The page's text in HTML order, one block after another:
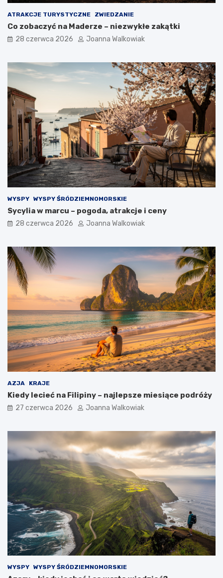
ATRAKCJE TURYSTYCZNE ZWIEDZANIE
Co zobaczyć na Maderze – niezwykłe zakątki
28 czerwca 2026 Joanna Walkowiak
WYSPY WYSPY ŚRÓDZIEMNOMORSKIE
Sycylia w marcu – pogoda, atrakcje i ceny
28 czerwca 2026 Joanna Walkowiak
AZJA KRAJE
Kiedy lecieć na Filipiny – najlepsze miesiące podróży
27 czerwca 2026 Joanna Walkowiak
WYSPY WYSPY ŚRÓDZIEMNOMORSKIE